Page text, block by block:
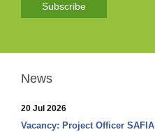
Subscribe
News
20 Jul 2026
Vacancy: Project Officer SAFIA